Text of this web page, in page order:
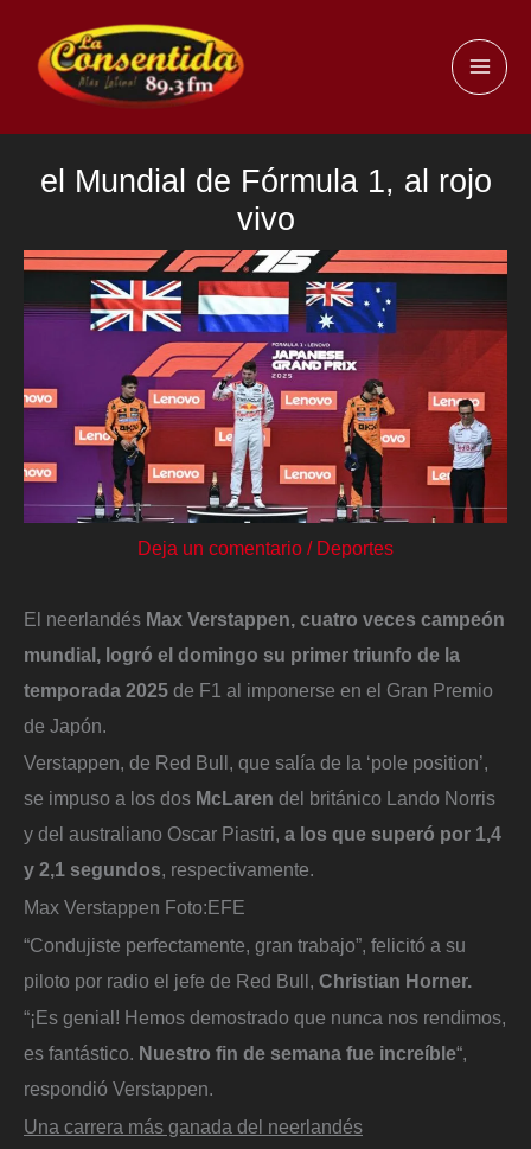
contenido
el Mundial de Fórmula 1, al rojo
vivo
Deja un comentario / Deportes
El neerlandés Max Verstappen, cuatro veces campeón
mundial, logró el domingo su primer triunfo de la
temporada 2025 de F1 al imponerse en el Gran Premio
de Japón.
Verstappen, de Red Bull, que salía de la ‘pole position’,
se impuso a los dos McLaren del británico Lando Norris
y del australiano Oscar Piastri, a los que superó por 1,4
y 2,1 segundos, respectivamente.
Max Verstappen Foto:EFE
“Condujiste perfectamente, gran trabajo”, felicitó a su
piloto por radio el jefe de Red Bull, Christian Horner.
“¡Es genial! Hemos demostrado que nunca nos rendimos,
es fantástico. Nuestro fin de semana fue increíble“,
respondió Verstappen.
Una carrera más ganada del neerlandés